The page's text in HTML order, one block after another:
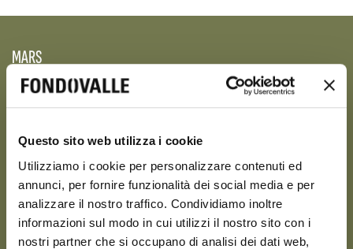
Questo sito web utilizza i cookie
Utilizziamo i cookie per personalizzare contenuti ed
annunci, per fornire funzionalità dei social media e per
analizzare il nostro traffico. Condividiamo inoltre
informazioni sul modo in cui utilizzi il nostro sito con i
nostri partner che si occupano di analisi dei dati web,
MARS